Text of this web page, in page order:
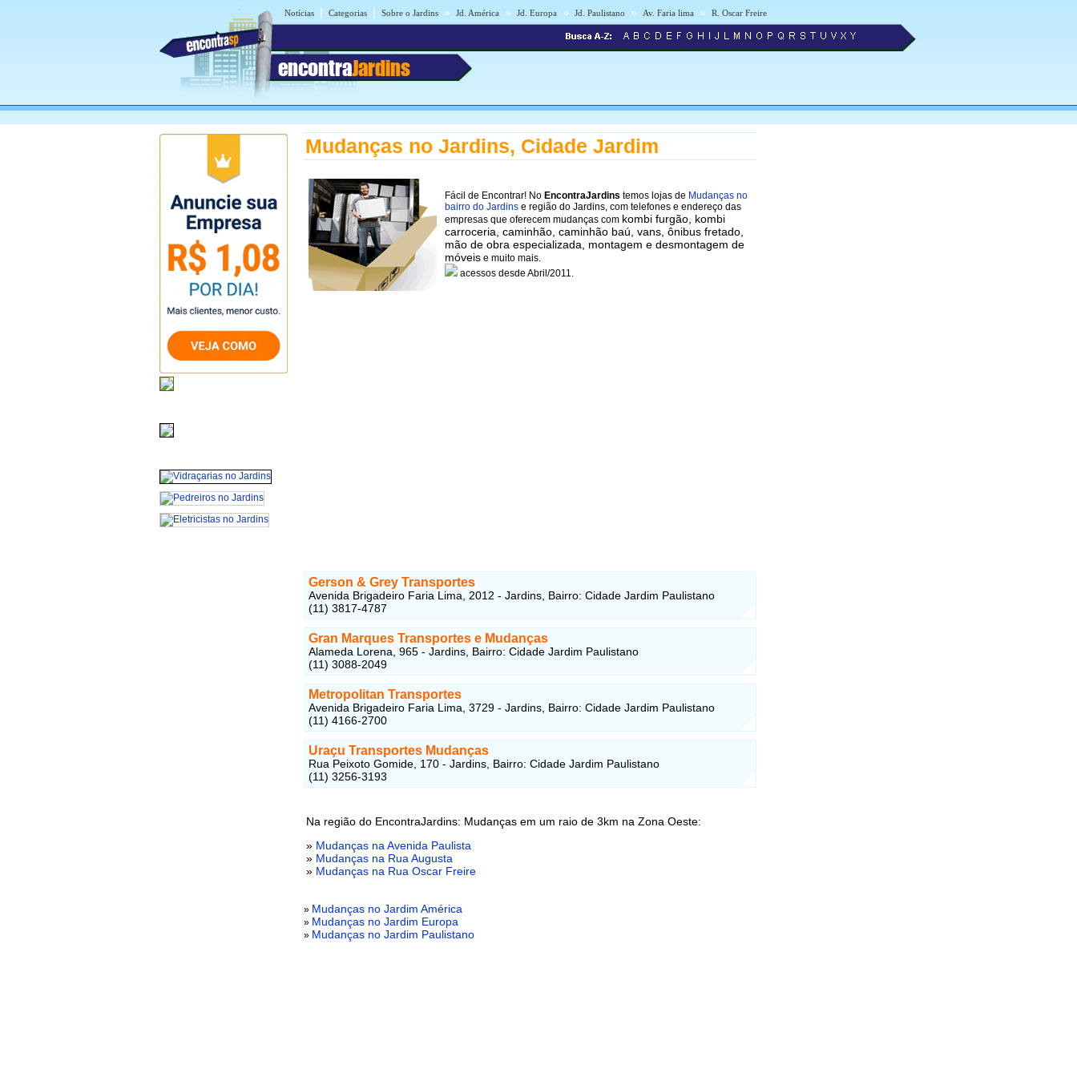
Notícias | Categorias | Sobre o Jardins » Jd. América » Jd. Europa » Jd. Paulistano » Av. Faria lima » R. Oscar Freire
encontraJardins
Mudanças no Jardins, Cidade Jardim
Fácil de Encontrar! No EncontraJardins temos lojas de Mudanças no
bairro do Jardins e região do Jardins, com telefones e endereço das
empresas que oferecem mudanças com kombi furgão, kombi
carroceria, caminhão, caminhão baú, vans, ônibus fretado,
mão de obra especializada, montagem e desmontagem de
móveis e muito mais.
acessos desde Abril/2011.
Gerson & Grey Transportes
Avenida Brigadeiro Faria Lima, 2012 - Jardins, Bairro: Cidade Jardim Paulistano
(11) 3817-4787
Gran Marques Transportes e Mudanças
Alameda Lorena, 965 - Jardins, Bairro: Cidade Jardim Paulistano
(11) 3088-2049
Metropolitan Transportes
Avenida Brigadeiro Faria Lima, 3729 - Jardins, Bairro: Cidade Jardim Paulistano
(11) 4166-2700
Uraçu Transportes Mudanças
Rua Peixoto Gomide, 170 - Jardins, Bairro: Cidade Jardim Paulistano
(11) 3256-3193
Na região do EncontraJardins: Mudanças em um raio de 3km na Zona Oeste:
» Mudanças na Avenida Paulista
» Mudanças na Rua Augusta
» Mudanças na Rua Oscar Freire
» Mudanças no Jardim América
» Mudanças no Jardim Europa
» Mudanças no Jardim Paulistano